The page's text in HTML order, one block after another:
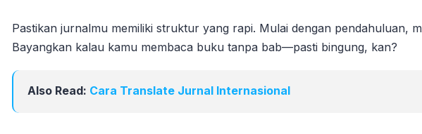
Pastikan jurnalmu memiliki struktur yang rapi. Mulai dengan pendahuluan,
Bayangkan kalau kamu membaca buku tanpa bab—pasti bingung, kan?
Also Read: Cara Translate Jurnal Internasional